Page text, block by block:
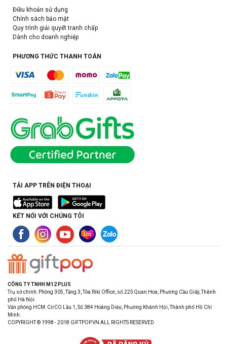
Điều khoản sử dụng
Chính sách bảo mật
Quy trình giải quyết tranh chấp
Dành cho doanh nghiệp
PHƯƠNG THỨC THANH TOÁN
TẢI APP TRÊN ĐIỆN THOẠI
KẾT NỐI VỚI CHÚNG TÔI
CÔNG TY TNHH M12 PLUS
Trụ sở chính: Phòng 305, Tầng 3, Tòa Riki Office, số 225 Quan Hoa, Phường Cầu Giấy, Thành
phố Hà Nội.
Văn phòng HCM: CirCO Lầu 1, Số 384 Hoàng Diệu, Phường Khánh Hội, Thành phố Hồ Chí
Minh.
COPYRIGHT © 1998 - 2018 GIFTPOP.VN ALL RIGHTS RESERVED